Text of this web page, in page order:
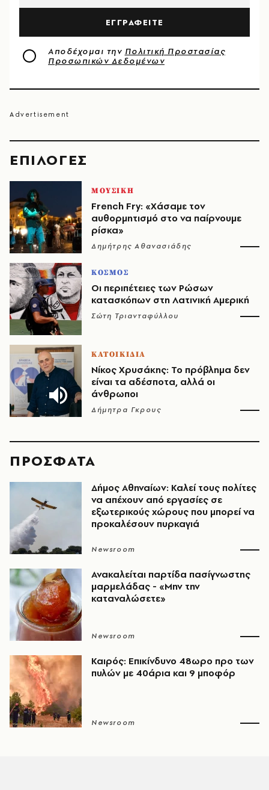
EΠΙΛΟΓΈΣ
ΜΟΥΣΙΚΗ
French Fry: «Χάσαμε τον
αυθορμητισμό στο να παίρνουμε
ρίσκα»
Δημήτρης Αθανασιάδης
ΚΟΣΜΟΣ
Οι περιπέτειες των Ρώσων
κατασκόπων στη Λατινική Αμερική
Σώτη Τριανταφύλλου
ΚΑΤΟΙΚΙΔΙΑ
Νίκος Χρυσάκης: Το πρόβλημα δεν
είναι τα αδέσποτα, αλλά οι
άνθρωποι
Δήμητρα Γκρους
ΕΓΓΡΑΦΕΙΤΕ
Αποδέχομαι την Πολιτική Προστασίας
Προσωπικών Δεδομένων
ΠΡΟΣΦΑΤΑ
Δήμος Αθηναίων: Καλεί τους πολίτες
να απέχουν από εργασίες σε
εξωτερικούς χώρους που μπορεί να
προκαλέσουν πυρκαγιά
Newsroom
Ανακαλείται παρτίδα πασίγνωστης
μαρμελάδας - «Μην την
καταναλώσετε»
Newsroom
Καιρός: Επικίνδυνο 48ωρο προ των
πυλών με 40άρια και 9 μποφόρ
Newsroom